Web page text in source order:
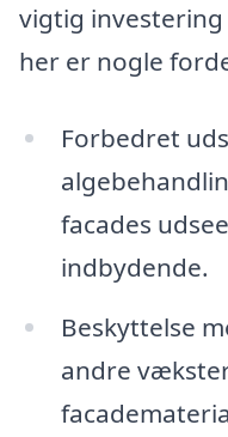
vigtig
her er nogle
Forbedret
facades
indbydende.
Beskyttelse
andre